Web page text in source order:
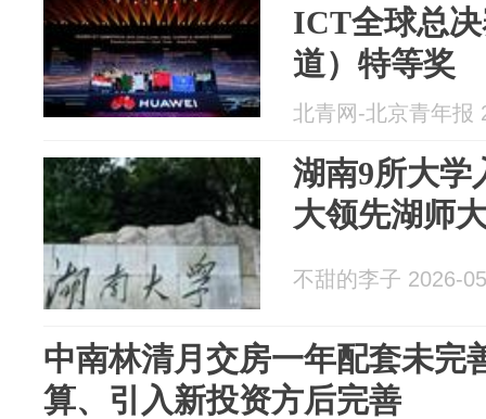
ICT全球总
道）特等奖
北青网-北京青年报
湖南9所大学
大领先湖师
不甜的李子 2026-
中南林清月交房一年配套未完
算、引入新投资方后完善